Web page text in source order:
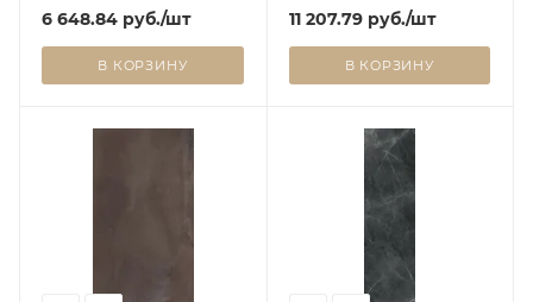
6 648.84 руб./шт
В КОРЗИНУ
11 207.79руб./шт
В КОРЗИНУ